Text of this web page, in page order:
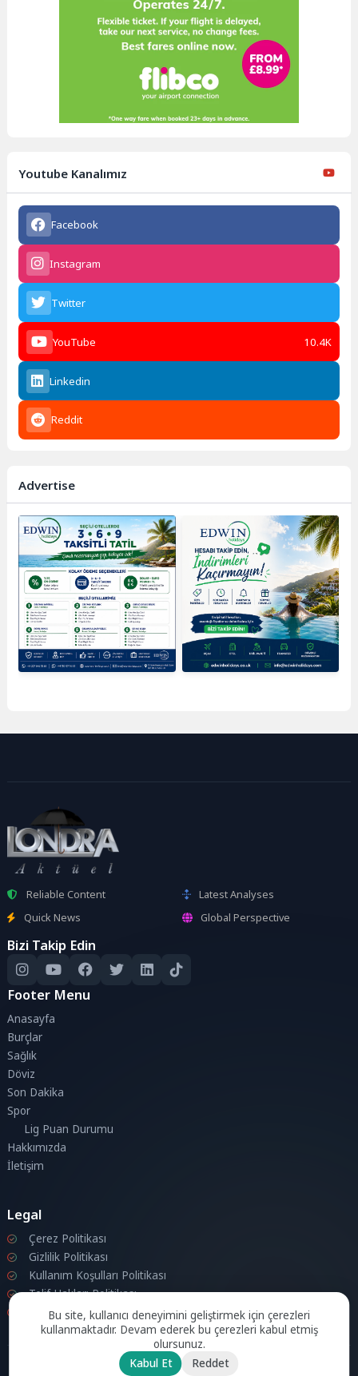
Youtube Kanalımız
Facebook
Instagram
Twitter
YouTube 10.4K
Linkedin
Reddit
Advertise
Reliable Content
Latest Analyses
Quick News
Global Perspective
Bizi Takip Edin
Footer Menu
Anasayfa
Burçlar
Sağlık
Döviz
Son Dakika
Spor
Lig Puan Durumu
Hakkımızda
İletişim
Legal
Çerez Politikası
Gizlilik Politikası
Kullanım Koşulları Politikası
Telif Hakları Politikası
İletişim
Bu site, kullanıcı deneyimini geliştirmek için çerezleri
kullanmaktadır. Devam ederek bu çerezleri kabul etmiş
olursunuz.
Kabul Et
Reddet